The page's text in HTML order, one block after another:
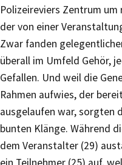
Polizeireviers Zentrum
der von einer
Zwar fanden
überall im Umfeld Gehör,
Gefallen. Und weil die
Rahmen aufwies, der
ausgelaufen war, sorgten
bunten Klänge. Während
dem Veranstalter (29)